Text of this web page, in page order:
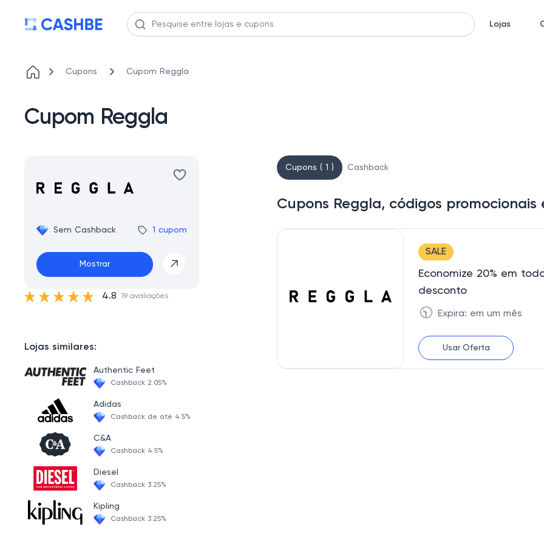
Lojas
Cupons Cupom Reggla
Cupom Reggla
Sem Cashback 1 cupom
Mostrar
4.8 19 avaliações
Lojas similares:
Authentic Feet
Cashback 2.05%
Adidas
Cashback de até 4.5%
C&A
Cashback 4.5%
Diesel
Cashback 3.25%
Kipling
Cashback 3.25%
Cupons ( 1 ) Cashback
Cupons Reggla, códigos promocionais
SALE
Economize 20% em
desconto
🕥 Expira: em um mês
Usar Oferta